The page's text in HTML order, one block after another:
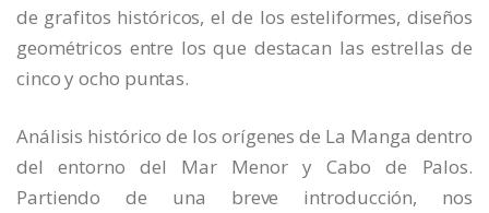
de grafitos históricos, el de los esteliformes, diseños
geométricos entre los que destacan las estrellas de
cinco y ocho puntas.
Análisis histórico de los orígenes de La Manga dentro
del entorno del Mar Menor y Cabo de Palos.
Partiendo de una breve introducción, nos